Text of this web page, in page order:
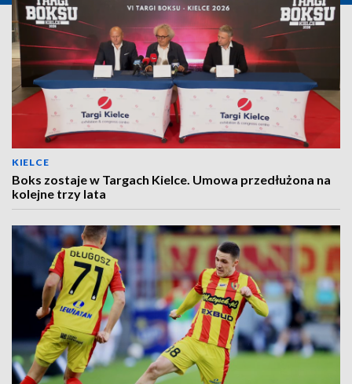
KIELCE
Boks zostaje w Targach Kielce. Umowa przedłużona na
kolejne trzy lata